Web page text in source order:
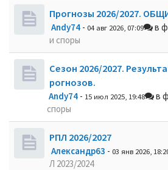
Прогнозы 2026/2027.
Andy74 - 04 авг 2026, 07:09 в
и споры
Сезон 2026/2027.
рогнозов.
Andy74 - 15 июл 2025, 19:48 в
споры
РПЛ 2026/2027
Александр63 - 03 янв 2026,
Л 2023/2024